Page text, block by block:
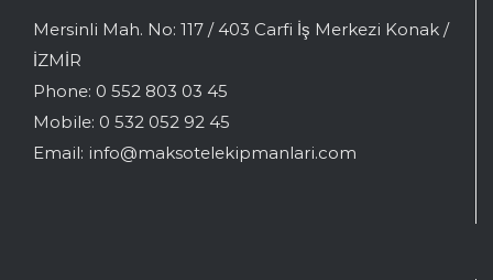
Mersinli Mah. No: 117 / 403 Carfi İş Merkezi Konak /
İZMİR
Phone: 0 552 803 03 45
Mobile: 0 532 052 92 45
Email: info@maksotelekipmanlari.com